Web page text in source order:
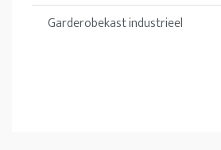
Garderobekast industrieel